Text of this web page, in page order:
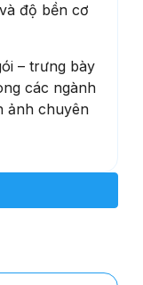
độ bền cơ
– trưng bày
các ngành
ảnh chuyên